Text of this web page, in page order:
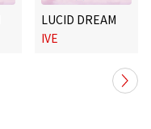
LUCID DREAM
IVE